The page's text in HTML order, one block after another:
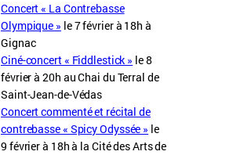
Concert « La Contrebasse
Olympique » le 7 février à 18h à
Gignac
Ciné-concert « Fiddlestick » le 8
février à 20h au Chai du Terral de
Saint-Jean-de-Védas
Concert commenté et récital de
contrebasse « Spicy Odyssée » le
9 février à 18h à la Cité des Arts de